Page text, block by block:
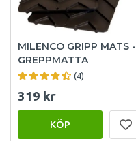
MILENCO GRIPP MATS -
GREPPMATTA
(4)
319 kr
KÖP